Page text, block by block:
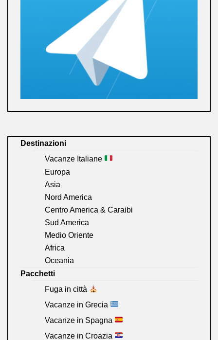
Destinazioni
Vacanze Italiane
Europa
Asia
Nord America
Centro America & Caraibi
Sud America
Medio Oriente
Africa
Oceania
Pacchetti
Fuga in città
Vacanze in Grecia
Vacanze in Spagna
Vacanze in Croazia